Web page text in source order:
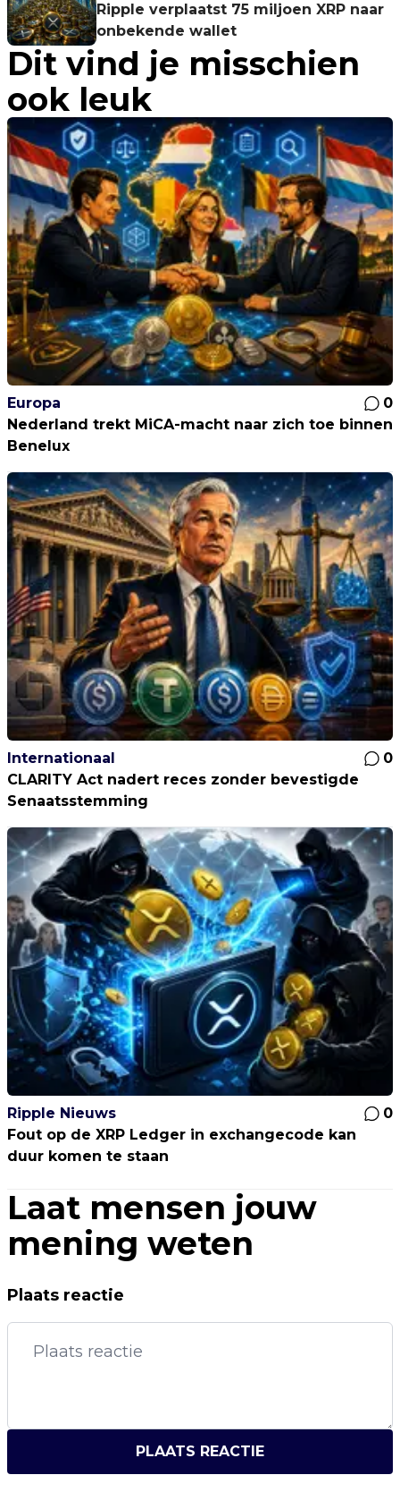
Ripple verplaatst 75 miljoen XRP naar
onbekende wallet
Dit vind je misschien
ook leuk
Europa
0
Nederland trekt MiCA-macht naar zich toe binnen
Benelux
Internationaal
0
CLARITY Act nadert reces zonder bevestigde
Senaatsstemming
Ripple Nieuws
0
Fout op de XRP Ledger in exchangecode kan
duur komen te staan
Laat mensen jouw
mening weten
Plaats reactie
PLAATS REACTIE